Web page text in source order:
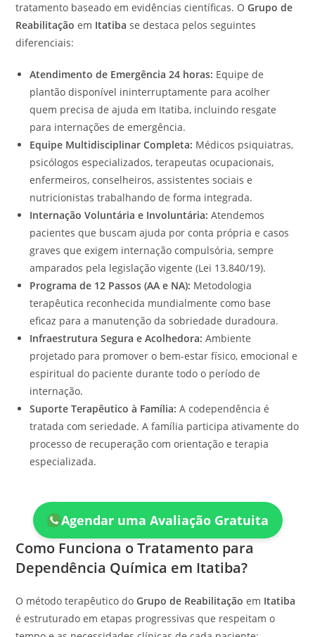
tratamento baseado em evidências científicas. OGrupo de
Reabilitação em Itatiba se destaca pelos seguintes
diferenciais:
Atendimento de Emergência 24 horas: Equipe de
plantão disponível ininterruptamente para acolher
quem precisa de ajuda em Itatiba, incluindo resgate
para internações de emergência.
Equipe Multidisciplinar Completa: Médicos psiquiatras,
psicólogos especializados, terapeutas ocupacionais,
enfermeiros, conselheiros, assistentes sociais e
nutricionistas trabalhando de forma integrada.
Internação Voluntária e Involuntária: Atendemos
pacientes que buscam ajuda por conta própria e casos
graves que exigem internação compulsória, sempre
amparados pela legislação vigente (Lei 13.840/19).
Programa de 12 Passos (AA e NA): Metodologia
terapêutica reconhecida mundialmente como base
eficaz para a manutenção da sobriedade duradoura.
Infraestrutura Segura e Acolhedora: Ambiente
projetado para promover o bem-estar físico, emocional e
espiritual do paciente durante todo o período de
internação.
Suporte Terapêutico à Família: A codependência é
tratada com seriedade. A família participa ativamente do
processo de recuperação com orientação e terapia
especializada.
Agendar uma Avaliação Gratuita
Como Funciona o Tratamento para
Dependência Química em Itatiba?
O método terapêutico doGrupo de Reabilitação em Itatiba
é estruturado em etapas progressivas que respeitam o